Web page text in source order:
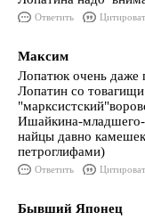
Ответить
Максим
Лопатюк очень даже
Лопатин со
Ишайкина-
найцы давно
петроглифами)
Ответить
Бывший Японец